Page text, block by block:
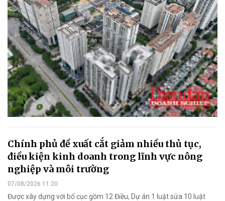
Chính phủ đề xuất cắt giảm nhiều thủ tục,
điều kiện kinh doanh trong lĩnh vực nông
nghiệp và môi trường
07/08/2026 11:20
Được xây dựng với bố cục gồm 12 Điều, Dự án 1 luật sửa 10 luật